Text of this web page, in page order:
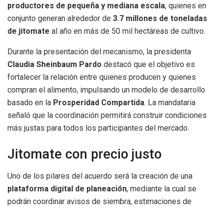
productores de pequeña y mediana escala, quienes en
conjunto generan alrededor de 3.7 millones de toneladas
de jitomate al año en más de 50 mil hectáreas de cultivo.
Durante la presentación del mecanismo, la presidenta
Claudia Sheinbaum Pardo destacó que el objetivo es
fortalecer la relación entre quienes producen y quienes
compran el alimento, impulsando un modelo de desarrollo
basado en la Prosperidad Compartida. La mandataria
señaló que la coordinación permitirá construir condiciones
más justas para todos los participantes del mercado.
Jitomate con precio justo
Uno de los pilares del acuerdo será la creación de una
plataforma digital de planeación, mediante la cual se
podrán coordinar avisos de siembra, estimaciones de